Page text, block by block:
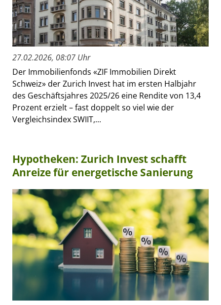
27.02.2026, 08:07 Uhr
Der Immobilienfonds «ZIF Immobilien Direkt
Schweiz» der Zurich Invest hat im ersten Halbjahr
des Geschäftsjahres 2025/26 eine Rendite von 13,4
Prozent erzielt – fast doppelt so viel wie der
Vergleichsindex SWIIT,...
Hypotheken: Zurich Invest schafft
Anreize für energetische Sanierung